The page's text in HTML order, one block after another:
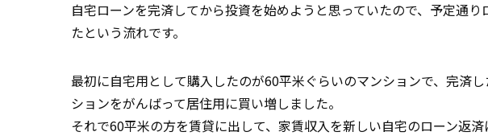
自宅ローンを完済してから投資を始めようと思っていたので、予定通
たという流れです。
最初に自宅用として購入したのが60平米ぐらいのマンションで、完済
ションをがんばって居住用に買い増しました。
それで60平米の方を賃貸に出して、家賃収入を新しい自宅のローン返